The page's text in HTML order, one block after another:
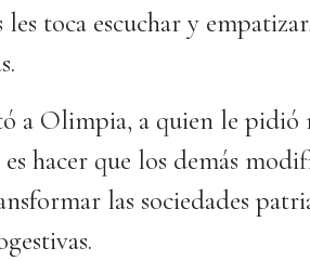
toca escuchar y
a Olimpia, a quien le pidió
hacer que los demás
las sociedades